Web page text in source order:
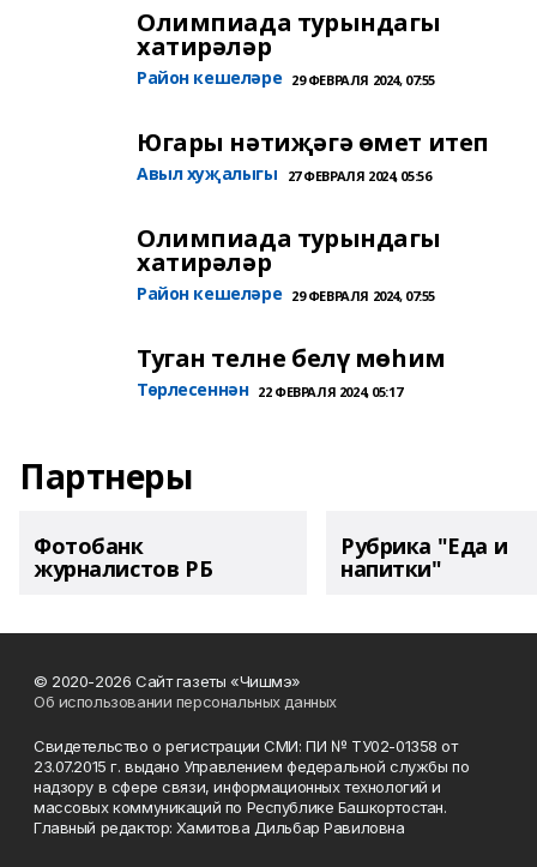
Олимпиада турындагы
хатирәләр
Район кешеләре 29 ФЕВРАЛЯ 2024, 07:55
Югары нәтиҗәгә өмет итеп
Авыл хуҗалыгы 27 ФЕВРАЛЯ 2024, 05:56
Олимпиада турындагы
хатирәләр
Район кешеләре 29 ФЕВРАЛЯ 2024, 07:55
Туган телне белү мөһим
Төрлесеннән 22 ФЕВРАЛЯ 2024, 05:17
Партнеры
Фотобанк
журналистов РБ
Рубрика "Еда и
напитки"
© 2020-2026 Сайт газеты «Чишмэ»
Об использовании персональных данных
Свидетельство о регистрации СМИ: ПИ № ТУ02-01358 от
23.07.2015 г. выдано Управлением федеральной службы по
надзору в сфере связи, информационных технологий и
массовых коммуникаций по Республике Башкортостан.
Главный редактор: Хамитова Дильбар Равиловна